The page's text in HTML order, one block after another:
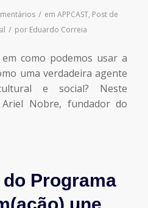
/ emAPPCAST, Post de
/ por Eduardo Correia
como podemos usar a
uma verdadeira agente
e social? Neste
Nobre, fundador do
do Programa